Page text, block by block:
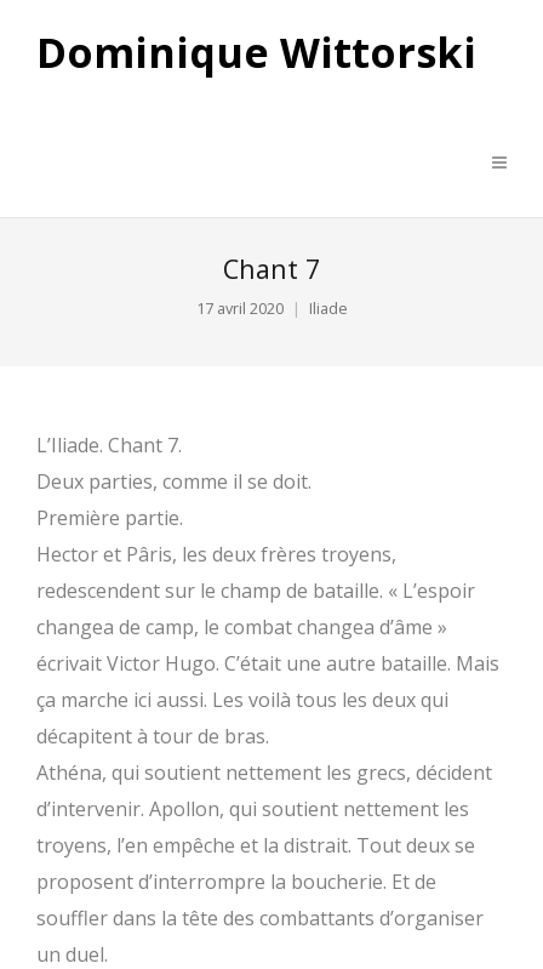
Dominique Wittorski
Chant 7
17 avril 2020 Iliade
L’Iliade. Chant 7.
Deux parties, comme il se doit.
Première partie.
Hector et Pâris, les deux frères troyens,
redescendent sur le champ de bataille. « L’espoir
changea de camp, le combat changea d’âme »
écrivait Victor Hugo. C’était une autre bataille. Mais
ça marche ici aussi. Les voilà tous les deux qui
décapitent à tour de bras.
Athéna, qui soutient nettement les grecs, décident
d’intervenir. Apollon, qui soutient nettement les
troyens, l’en empêche et la distrait. Tout deux se
proposent d’interrompre la boucherie. Et de
souffler dans la tête des combattants d’organiser
un duel.